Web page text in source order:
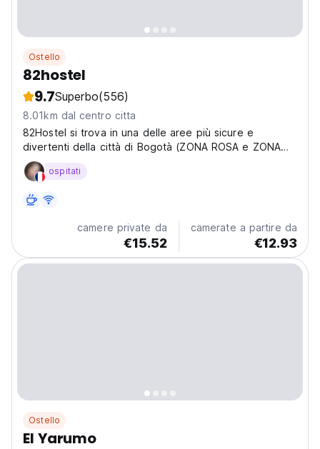
Ostello
82hostel
9.7Superbo(556)
8.01km dal centro citta
82Hostel si trova in una delle aree più sicure e
divertenti della città di Bogotà (ZONA ROSA e ZONA
T), dove è possibile trovare una varietà di ristoranti,
bar, club e negozi.
ospitati
camere private da
€15.52
camerate a partire da
€12.93
Ostello
El Yarumo